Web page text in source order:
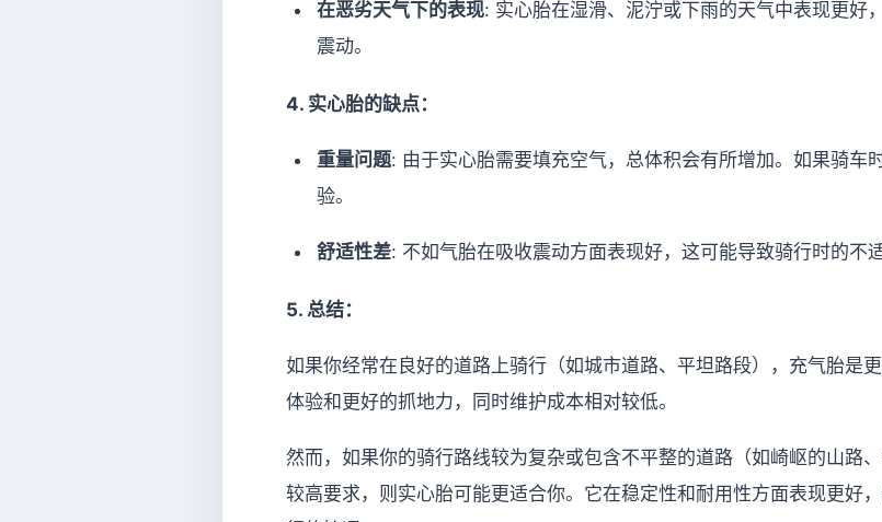
在恶劣天气下的表现: 实心胎在湿滑、泥泞或下雨的天气中表现更好
震动。
4. 实心胎的缺点：
重量问题: 由于实心胎需要填充空气，总体积会有所增加。如果骑车
验。
舒适性差: 不如气胎在吸收震动方面表现好，这可能导致骑行时的不
5. 总结：
如果你经常在良好的道路上骑行（如城市道路、平坦路段），充气胎是
体验和更好的抓地力，同时维护成本相对较低。
然而，如果你的骑行路线较为复杂或包含不平整的道路（如崎岖的山路
较高要求，则实心胎可能更适合你。它在稳定性和耐用性方面表现更好